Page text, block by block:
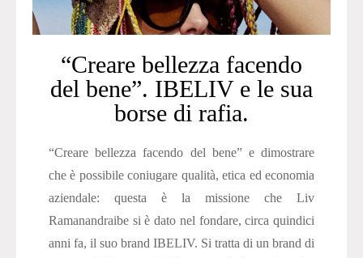
“Creare bellezza facendo
del bene”. IBELIV e le sua
borse di rafia.
“Creare bellezza facendo del bene” e dimostrare
che è possibile coniugare qualità, etica ed economia
aziendale: questa è la missione che Liv
Ramanandraibe si è dato nel fondare, circa quindici
anni fa, il suo brand IBELIV. Si tratta di un brand di